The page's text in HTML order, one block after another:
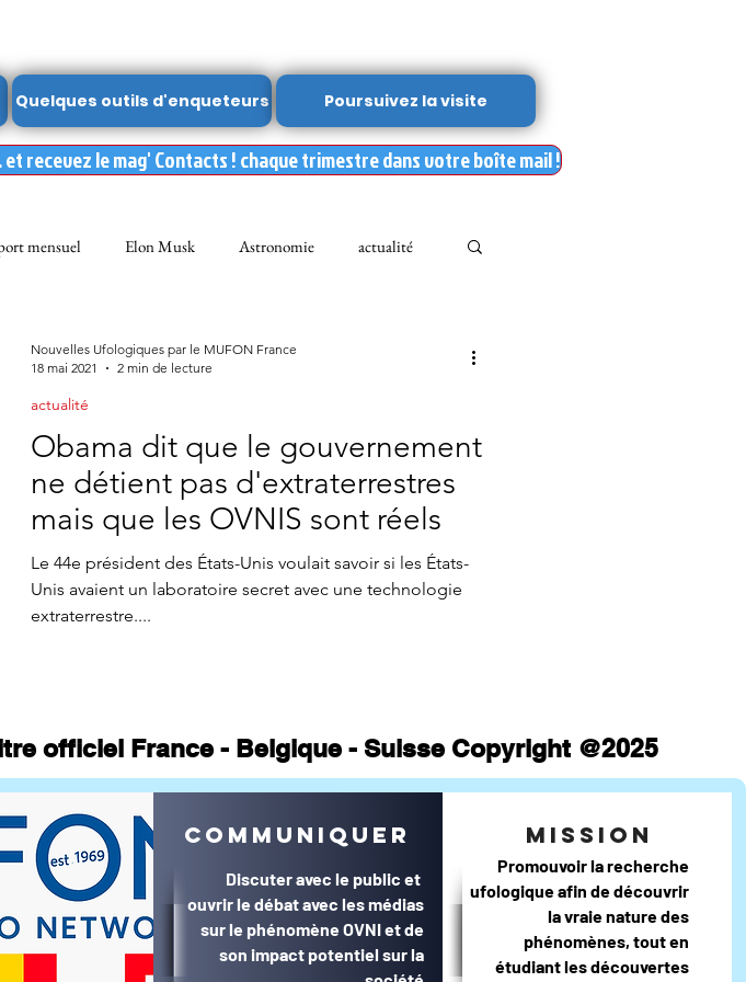
Quelques outils d'enqueteurs Poursuivez la visite
et recevez le mag' Contacts ! chaque trimestre dans votre boîte mail !
mensuel Elon Musk Astronomie actualité
article Gildas Bourdais Statistiques mensuels
Obama dit que le gouvernement
ne détient pas d'extraterrestres
mais que les OVNIS sont réels
Le 44e président des États-Unis voulait savoir si les États-
Unis avaient un laboratoire secret avec une technologie
extraterrestre....
actualité
Nouvelles Ufologiques par le MUFON France
18 mai 2021
2 min de lecture
officiel France - Belgique - Suisse Copyright @2025
communiquer
Discuter avec le public et
ouvrir le débat avec les médias
sur le phénomène OVNI et de
son impact potentiel sur la
mission
Promouvoir la recherche
ufologique afin de découvrir
la vraie nature des
phénomènes, tout en
étudiant les découvertes